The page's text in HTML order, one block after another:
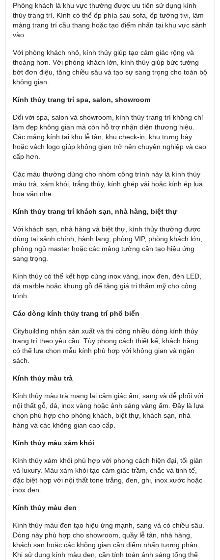
Phòng khách là khu vực thường được ưu tiên sử dụng kính
thủy trang trí. Kính có thể ốp phía sau sofa, ốp tường tivi, làm
mảng trang trí cầu thang hoặc tạo điểm nhấn tại khu vực sảnh
vào.
Với phòng khách nhỏ, kính thủy giúp tạo cảm giác rộng và
thoáng hơn. Với phòng khách lớn, kính thủy giúp bức tường
bớt đơn điệu, tăng chiều sâu và tạo sự sang trọng cho toàn bộ
không gian.
Kính thủy trang trí spa, salon, showroom
Đối với spa, salon và showroom, kính thủy trang trí không chỉ
làm đẹp không gian mà còn hỗ trợ nhận diện thương hiệu.
Các mảng kính tại khu lễ tân, khu check-in, khu trưng bày
hoặc vách logo giúp không gian trở nên chuyên nghiệp và cao
cấp hơn.
Các màu thường dùng cho nhóm công trình này là kính thủy
màu trà, xám khói, trắng thủy, kính ghép vải hoặc kính ép lụa
hoa văn nhẹ.
Kính thủy trang trí khách sạn, nhà hàng, biệt thự
Với khách sạn, nhà hàng và biệt thự, kính thủy thường được
dùng tại sảnh chính, hành lang, phòng VIP, phòng khách lớn,
phòng ngủ master hoặc các mảng tường cần tạo hiệu ứng
sang trọng.
Kính thủy có thể kết hợp cùng inox vàng, inox đen, đèn LED,
đá marble hoặc khung gỗ để tăng giá trị thẩm mỹ cho công
trình.
Các dòng kính thủy trang trí phổ biến
Citybuilding nhận sản xuất và thi công nhiều dòng kính thủy
trang trí theo yêu cầu. Tùy phong cách thiết kế, khách hàng
có thể lựa chọn mẫu kính phù hợp với không gian và ngân
sách.
Kính thủy màu trà
Kính thủy màu trà mang lại cảm giác ấm, sang và dễ phối với
nội thất gỗ, đá, inox vàng hoặc ánh sáng vàng ấm. Đây là lựa
chọn phù hợp cho phòng khách, biệt thự, khách sạn, nhà
hàng và các không gian cao cấp.
Kính thủy màu xám khói
Kính thủy xám khói phù hợp với phong cách hiện đại, tối giản
và luxury. Màu xám khói tạo cảm giác trầm, chắc và tinh tế,
đặc biệt hợp với nội thất tone trắng, đen, ghi, inox xước hoặc
inox đen.
Kính thủy màu đen
Kính thủy màu đen tạo hiệu ứng mạnh, sang và có chiều sâu.
Dòng này phù hợp cho showroom, quầy lễ tân, nhà hàng,
khách sạn hoặc các không gian cần điểm nhấn tương phản.
Khi sử dụng kính màu đen, cần tính toán ánh sáng tổng thể